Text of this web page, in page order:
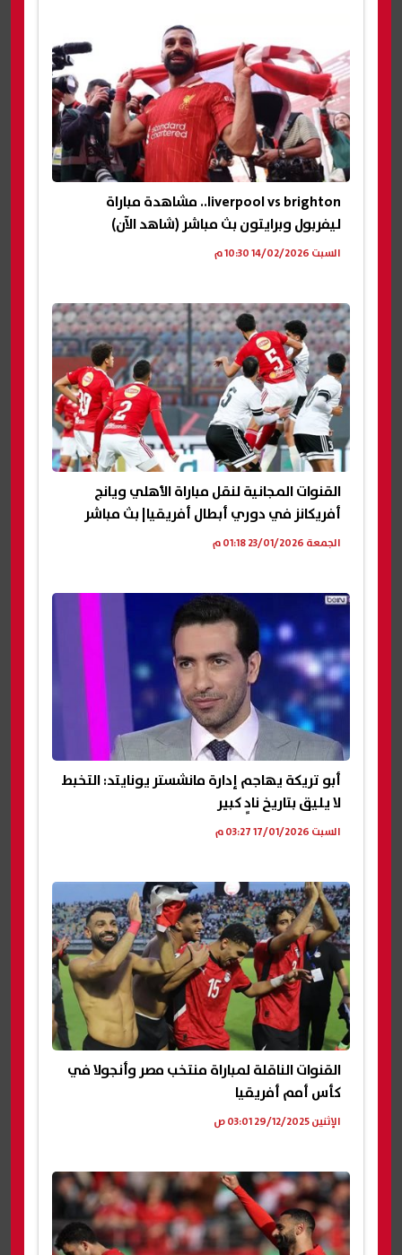
liverpool vs brighton.. مشاهدة مباراة
ليفربول وبرايتون بث مباشر (شاهد الآن)
السبت 14/02/2026 10:30 م
القنوات المجانية لنقل مباراة الأهلي ويانج
أفريكانز في دوري أبطال أفريقيا| بث مباشر
الجمعة 23/01/2026 01:18 م
أبو تريكة يهاجم إدارة مانشستر يونايتد: التخبط
لا يليق بتاريخ نادٍ كبير
السبت 17/01/2026 03:27 م
القنوات الناقلة لمباراة منتخب مصر وأنجولا في
كأس أمم أفريقيا
الإثنين 29/12/2025 03:01 ص